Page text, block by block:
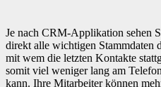
Je nach CRM-Applikation sehen
direkt alle wichtigen Stammdaten
mit wem die letzten Kontakte
somit viel weniger lang am
kann. Ihre Mitarbeiter können